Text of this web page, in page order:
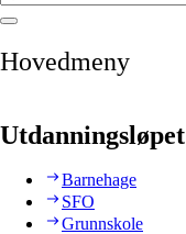
Hovedmeny
Utdanningsløpet
Barnehage
SFO
Grunnskole